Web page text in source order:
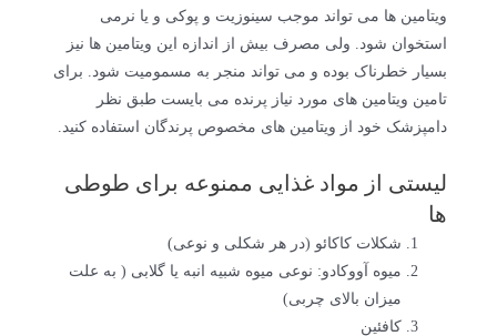
ویتامین ها می تواند موجب سینوزیت و پوکی و یا نرمی
استخوان شود. ولی مصرف بیش از اندازه این ویتامین ها نیز
بسیار خطرناک بوده و می تواند منجر به مسمومیت شود. برای
تامین ویتامین های مورد نیاز پرنده می بایست طبق نظر
دامپزشک خود از ویتامین های مخصوص پرندگان استفاده کنید.
لیستی از مواد غذایی ممنوعه برای طوطی
ها
شکلات کاکائو (در هر شکلی و نوعی)
میوه آووکادو: ‏نوعى میوه شبیه انبه یا گلابى ( به علت
میزان بالای چربی)
کافئین